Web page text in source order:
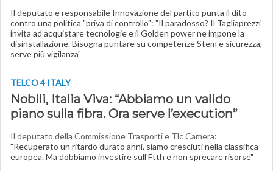
Il deputato e responsabile Innovazione del partito punta il dito
contro una politica "priva di controllo": "Il paradosso? Il Tagliaprezzi
invita ad acquistare tecnologie e il Golden power ne impone la
disinstallazione. Bisogna puntare su competenze Stem e sicurezza,
serve più vigilanza"
TELCO 4 ITALY
Nobili, Italia Viva: “Abbiamo un valido
piano sulla fibra. Ora serve l’execution”
Il deputato della Commissione Trasporti e Tlc Camera:
"Recuperato un ritardo durato anni, siamo cresciuti nella classifica
europea. Ma dobbiamo investire sull'Ftth e non sprecare risorse"